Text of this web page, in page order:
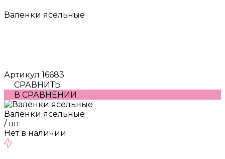
Валенки ясельные
Артикул 16683
СРАВНИТЬ
В СРАВНЕНИИ
Валенки ясельные
/ шт
Нет в наличии